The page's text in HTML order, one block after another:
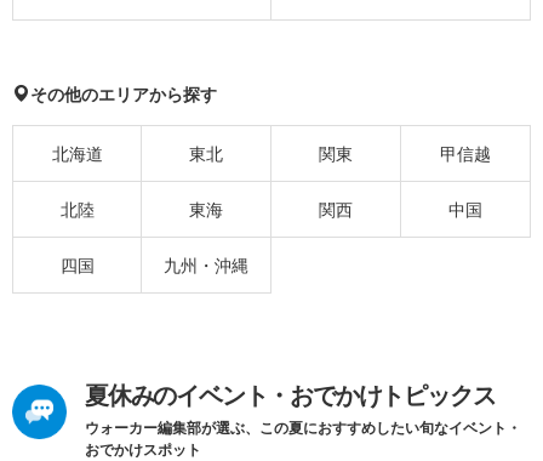
その他のエリアから探す
北海道 東北 関東 甲信越
北陸 東海 関西 中国
四国 九州・沖縄
夏休みのイベント・おでかけトピックス
ウォーカー編集部が選ぶ、この夏におすすめしたい旬なイベント・
おでかけスポット